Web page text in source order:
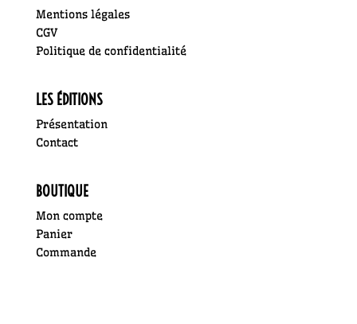
Mentions légales
CGV
Politique de confidentialité
LES ÉDITIONS
Présentation
Contact
BOUTIQUE
Mon compte
Panier
Commande